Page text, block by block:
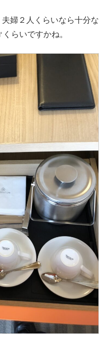
婦２人くらいなら十分な
らいですかね。